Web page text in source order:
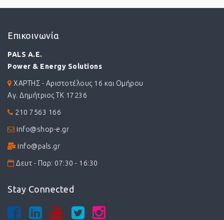
Επικοινωνία
PALS A.E.
Power & Energy Solutions
ΧΑΡΤΗΣ - Αριστοτέλους 16 και Ομήρου
Αγ. Δημήτριος ΤΚ 17236
210 7563 166
info@shop-e.gr
info@pals.gr
Δευτ - Παρ: 07:30 - 16:30
Stay Connected